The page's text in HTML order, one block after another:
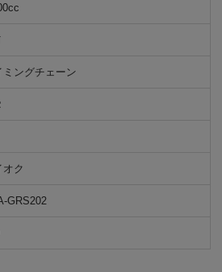
ミングチェーン
オク
GRS202